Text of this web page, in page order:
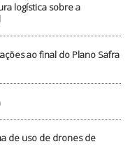
logística sobre a
ao final do Plano Safra
de uso de drones de